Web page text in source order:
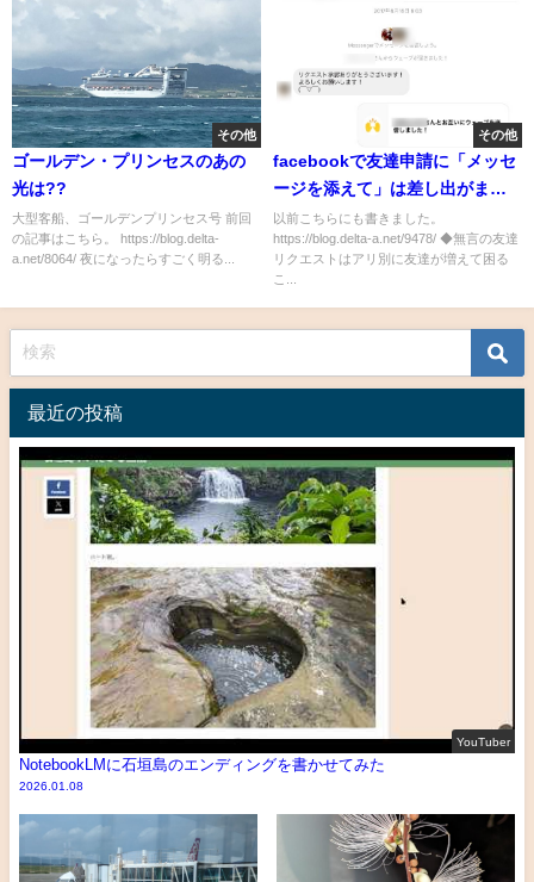
その他
ゴールデン・プリンセスのあの
光は??
大型客船、ゴールデンプリンセス号 前回
の記事はこちら。 https://blog.delta-
a.net/8064/ 夜になったらすごく明る...
その他
facebookで友達申請に「メッセ
ージを添えて」は差し出がまし
いのでは?
以前こちらにも書きました。
https://blog.delta-a.net/9478/ ◆無言の友達
リクエストはアリ別に友達が増えて困る
こ...
最近の投稿
YouTuber
NotebookLMに石垣島のエンディングを書かせてみた
2026.01.08